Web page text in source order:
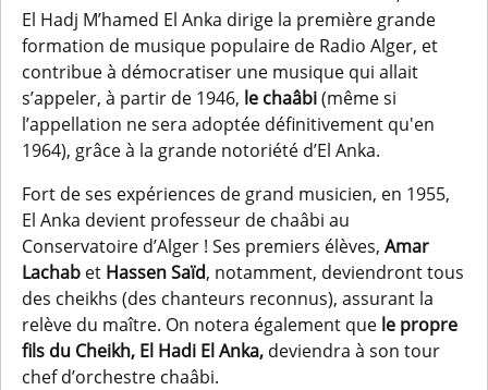
El Hadj M’hamed El Anka dirige la première grande
formation de musique populaire de Radio Alger, et
contribue à démocratiser une musique qui allait
s’appeler, à partir de 1946, le chaâbi(même si
l’appellation ne sera adoptée définitivement qu'en
1964), grâce à la grande notoriété d’El Anka.
Fort de ses expériences de grand musicien, en 1955,
El Anka devient professeur de chaâbi au
Conservatoire d’Alger ! Ses premiers élèves,Amar
Lachab et Hassen Saïd, notamment, deviendront tous
des cheikhs (des chanteurs reconnus), assurant la
relève du maître. On notera également que le propre
fils du Cheikh, El Hadi El Anka, deviendra à son tour
chef d’orchestre chaâbi.